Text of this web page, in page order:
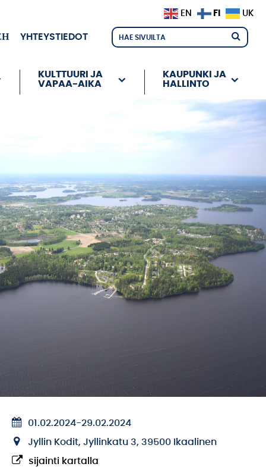
YHTEYSTIEDOT
KULTTUURI JA
VAPAA-AIKA
KAUPUNKI JA
HALLINTO
01.02.2024-29.02.2024
Jyllin Kodit, Jyllinkatu 3, 39500 Ikaalinen
sijainti kartalla
EN FI UK